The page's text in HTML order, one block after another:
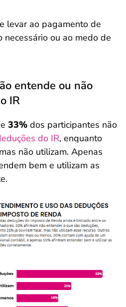
levar ao pagamento de
ou ao medo de
entende ou não
IR
33% dos participantes não
do IR, enquanto
não utilizam. Apenas
bem e utilizam as